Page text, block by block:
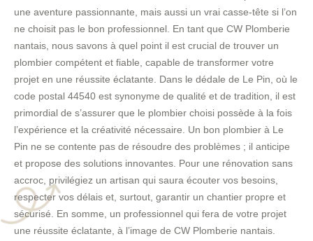
une aventure passionnante, mais aussi un vrai casse-tête si l’on
ne choisit pas le bon professionnel. En tant que CW Plomberie
nantais, nous savons à quel point il est crucial de trouver un
plombier compétent et fiable, capable de transformer votre
projet en une réussite éclatante. Dans le dédale de Le Pin, où le
code postal 44540 est synonyme de qualité et de tradition, il est
primordial de s’assurer que le plombier choisi possède à la fois
l’expérience et la créativité nécessaire. Un bon plombier à Le
Pin ne se contente pas de résoudre des problèmes ; il anticipe
et propose des solutions innovantes. Pour une rénovation sans
accroc, privilégiez un artisan qui saura écouter vos besoins,
respecter vos délais et, surtout, garantir un chantier propre et
sécurisé. En somme, un professionnel qui fera de votre projet
une réussite éclatante, à l’image de CW Plomberie nantais.